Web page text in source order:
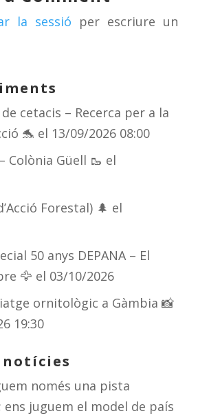
m te
ix
la sessió per escriure un
cetacis – Recerca per a la
🐬 el 13/09/2026 08:00
Colònia Güell 🥾 el
Forestal) 🌲 el
50 anys DEPANA – El
🦅 el 03/10/2026
ornitològic a Gàmbia 📸
19:30
només una pista
ens juguem el model de país